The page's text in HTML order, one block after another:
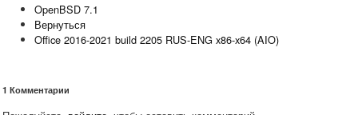
OpenBSD 7.1
Вернуться
Office 2016-2021 build 2205 RUS-ENG x86-x64 (AIO)
1 Комментарии